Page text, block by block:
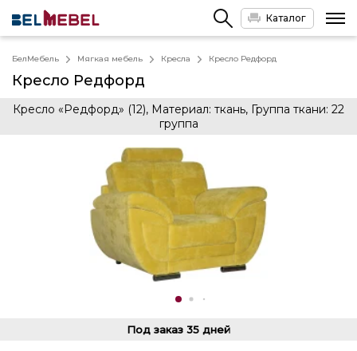
Каталог
БелМебель Мягкая мебель Кресла Кресло Редфорд
Кресло Редфорд
Кресло «Редфорд» (12), Материал: ткань, Группа ткани: 22
группа
Под заказ 35 дней